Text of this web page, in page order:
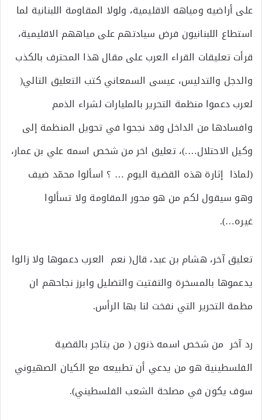
على أراضيه ومياهه الاقليمية، ولولا المقاومة اللبنانية لما
استطاع اللبنانيون فرض سيادتهم على مياههم الاقليمية،
قرأت تعليقات القراء العرب على مقال هذا المحترف بالكذب
والدجل والتدليس، عيسى السمعاني كتب التعليق التالي(
لعرب دعموا منظمة التحرير بالمليارات لشراء الذمم
وافسادها من الداخل وقد نجحوا في تحويل المنظمة إلى
وكيل الاحتلال….)، تعليق اخر من شخص اسمه علي بن عمار،
(لماذا إثارة هذه القضية اليوم … ؟ اسألوا محمّد ضيف
وهو سيقول لكم من هو محور المقاومة ولا تسألوا
غيره…).
تعليق آخر، هشام بن عبد، قال( نعم العرب دعموها ولا زالوا
يدعموها بالمسخرة والتفتيت والتضليل وابرز نجاحهم ان
مظمة التحرير التي نفخت لنا بها الرأس.
رد آخر من شخص اسمه ذنون ( من يتاجر بالقضية
الفلسطينية هو من يدعي أن تطبيعه مع الكيان الصهيوني
سوف يكون في مصلحة الشعب الفلسطيني).